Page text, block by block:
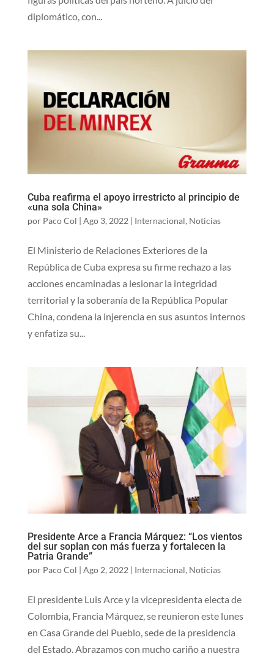
diplomático, con...
Cuba reafirma el apoyo irrestricto al principio de
«una sola China»
por Paco Col | Ago 3, 2022 | Internacional, Noticias
El Ministerio de Relaciones Exteriores de la
República de Cuba expresa su firme rechazo a las
acciones encaminadas a lesionar la integridad
territorial y la soberanía de la República Popular
China, condena la injerencia en sus asuntos internos
y enfatiza su...
Presidente Arce a Francia Márquez: “Los vientos
del sur soplan con más fuerza y fortalecen la
Patria Grande”
por Paco Col | Ago 2, 2022 | Internacional, Noticias
El presidente Luis Arce y la vicepresidenta electa de
Colombia, Francia Márquez, se reunieron este lunes
en Casa Grande del Pueblo, sede de la presidencia
del Estado. Abrazamos con mucho cariño a nuestra